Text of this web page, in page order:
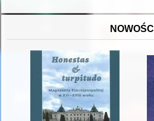
NOWOŚCI